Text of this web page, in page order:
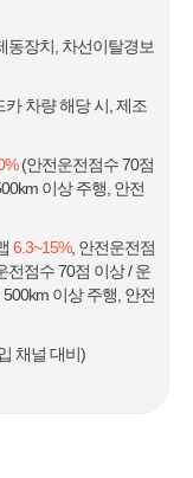
장치, 차선이탈경보
차량 해당 시, 제조
(안전운전점수 70점
이상 주행, 안전
6.3~15%, 안전운전점
전점수 70점 이상 / 운
이상 주행, 안전
채널 대비)